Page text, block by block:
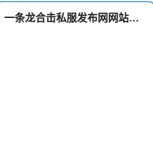
一条龙合击私服发布网网站论新手玩家对于游戏的重要性